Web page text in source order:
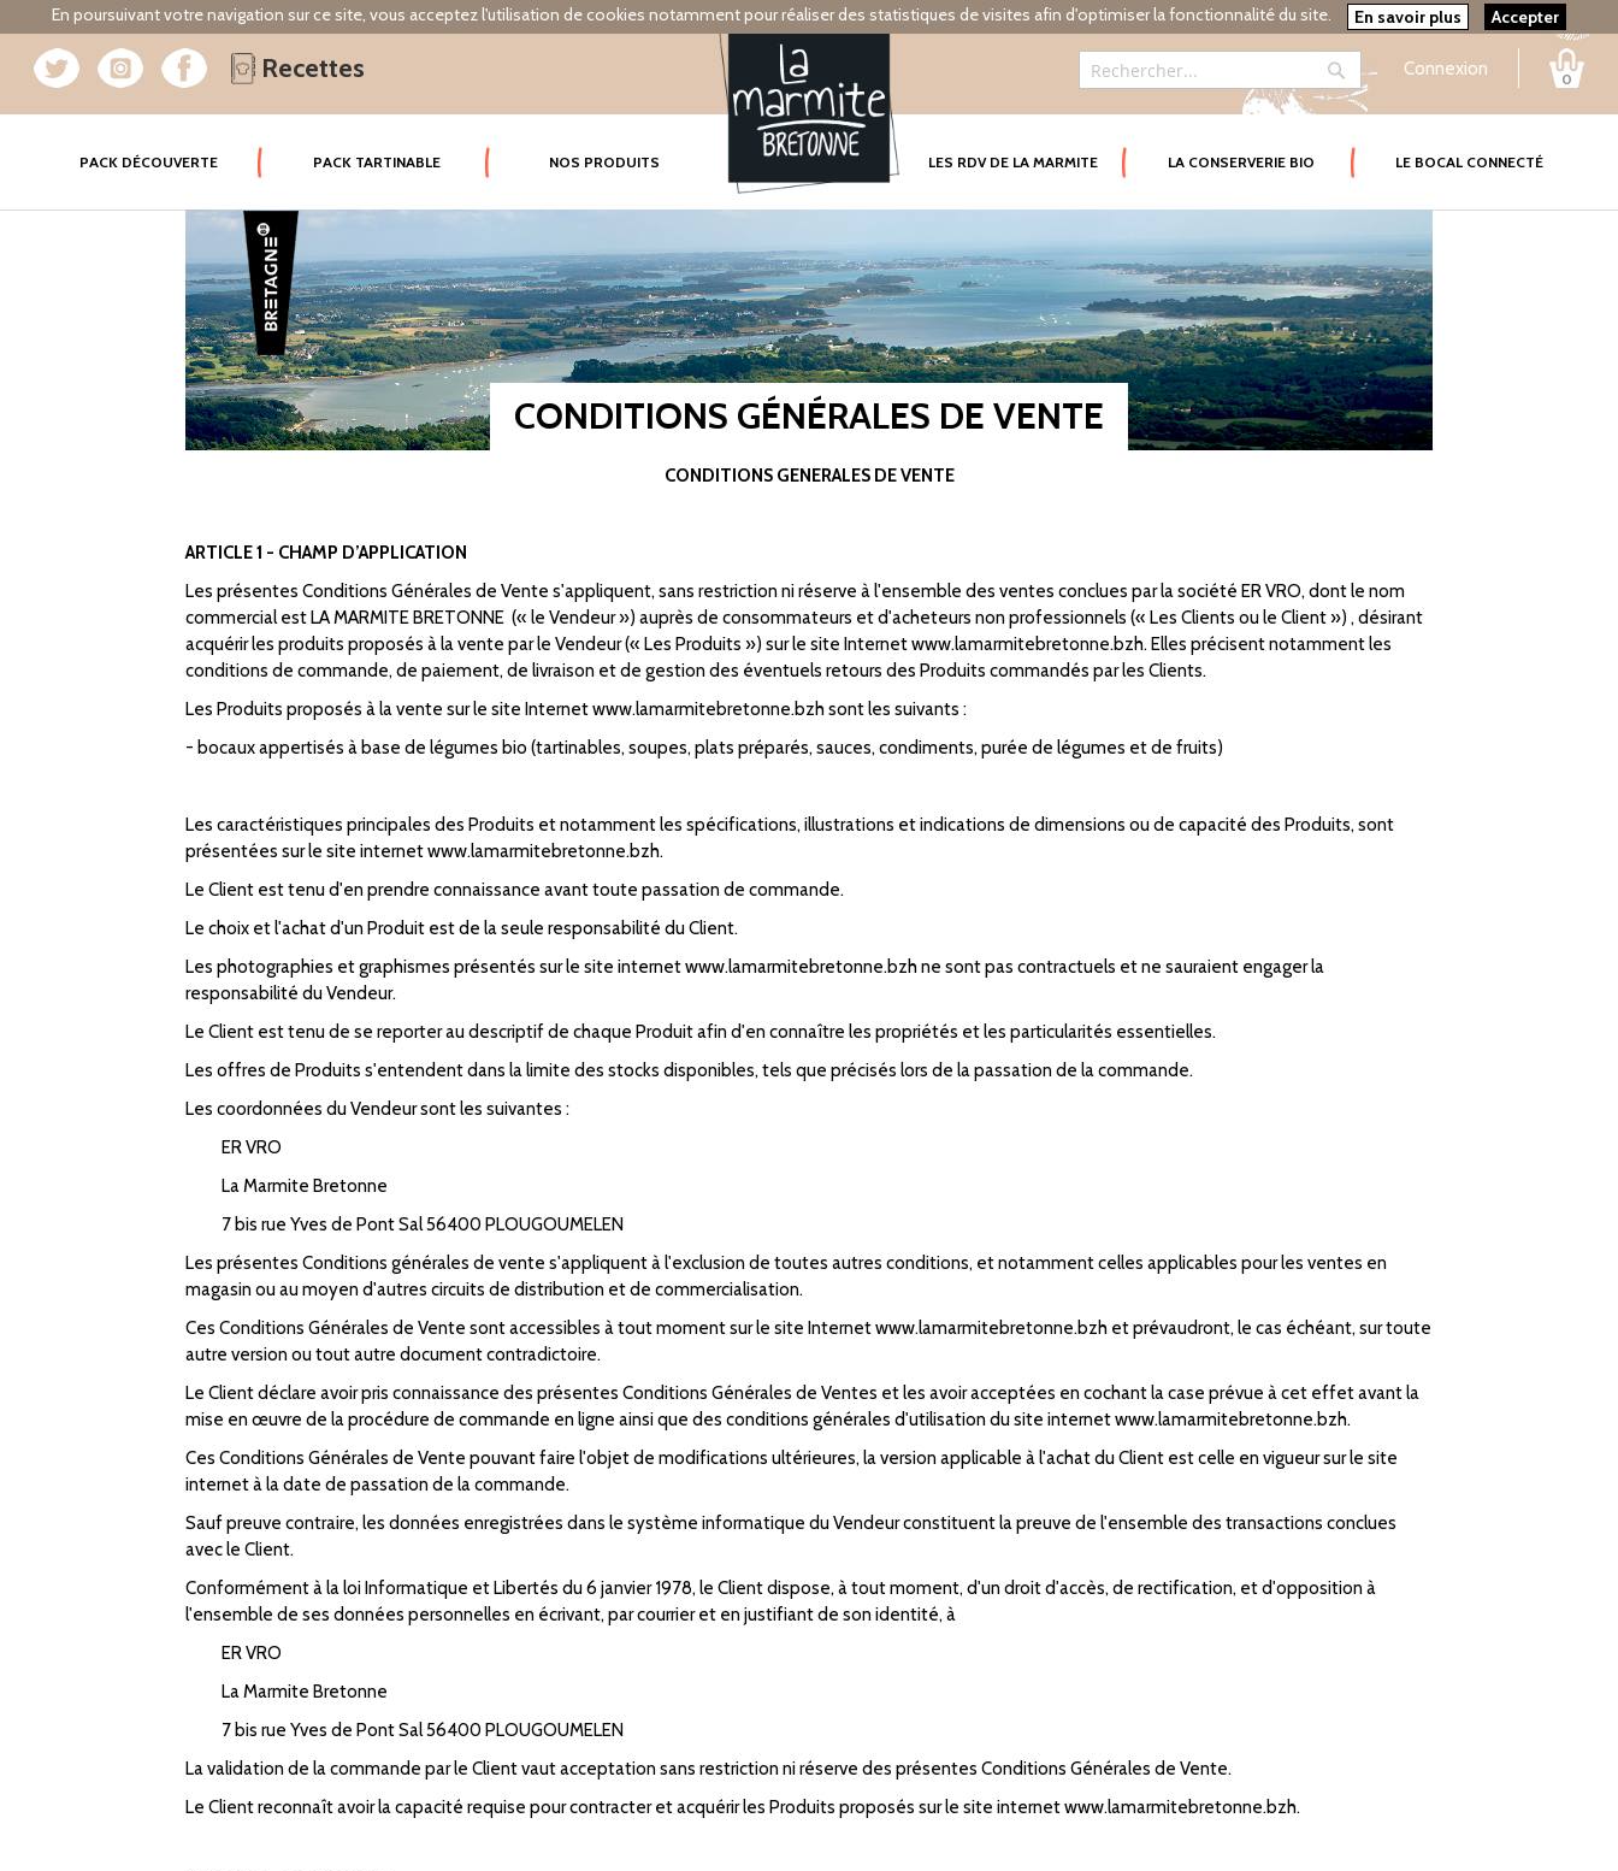
En poursuivant votre navigation sur ce site, vous acceptez l'utilisation de cookies notamment pour réaliser des statistiques de visites afin d'optimiser la fonctionnalité du site. En savoir plus Accepter
Recettes Connexion 0
Rechercher
PACK DÉCOUVERTE(CURRENT) PACK TARTINABLE NOS PRODUITS LES RDV DE LA MARMITE LA CONSERVERIE BIO LE BOCAL CONNECTÉ
CONDITIONS GÉNÉRALES DE VENTE
CONDITIONS GENERALES DE VENTE
ARTICLE 1 - CHAMP D’APPLICATION
Les présentes Conditions Générales de Vente s'appliquent, sans restriction ni réserve à l'ensemble des ventes conclues par la société ER VRO, dont le nom
commercial est LA MARMITE BRETONNE (« le Vendeur ») auprès de consommateurs et d'acheteurs non professionnels (« Les Clients ou le Client ») , désirant
acquérir les produits proposés à la vente par le Vendeur (« Les Produits ») sur le site Internet www.lamarmitebretonne.bzh. Elles précisent notamment les
conditions de commande, de paiement, de livraison et de gestion des éventuels retours des Produits commandés par les Clients.
Les Produits proposés à la vente sur le site Internet www.lamarmitebretonne.bzh sont les suivants :
- bocaux appertisés à base de légumes bio (tartinables, soupes, plats préparés, sauces, condiments, purée de légumes et de fruits)
Les caractéristiques principales des Produits et notamment les spécifications, illustrations et indications de dimensions ou de capacité des Produits, sont
présentées sur le site internet www.lamarmitebretonne.bzh.
Le Client est tenu d'en prendre connaissance avant toute passation de commande.
Le choix et l'achat d'un Produit est de la seule responsabilité du Client.
Les photographies et graphismes présentés sur le site internet www.lamarmitebretonne.bzh ne sont pas contractuels et ne sauraient engager la
responsabilité du Vendeur.
Le Client est tenu de se reporter au descriptif de chaque Produit afin d'en connaître les propriétés et les particularités essentielles.
Les offres de Produits s'entendent dans la limite des stocks disponibles, tels que précisés lors de la passation de la commande.
Les coordonnées du Vendeur sont les suivantes :
ER VRO
La Marmite Bretonne
7 bis rue Yves de Pont Sal 56400 PLOUGOUMELEN
Les présentes Conditions générales de vente s'appliquent à l'exclusion de toutes autres conditions, et notamment celles applicables pour les ventes en
magasin ou au moyen d'autres circuits de distribution et de commercialisation.
Ces Conditions Générales de Vente sont accessibles à tout moment sur le site Internet www.lamarmitebretonne.bzh et prévaudront, le cas échéant, sur toute
autre version ou tout autre document contradictoire.
Le Client déclare avoir pris connaissance des présentes Conditions Générales de Ventes et les avoir acceptées en cochant la case prévue à cet effet avant la
mise en œuvre de la procédure de commande en ligne ainsi que des conditions générales d'utilisation du site internet www.lamarmitebretonne.bzh.
Ces Conditions Générales de Vente pouvant faire l'objet de modifications ultérieures, la version applicable à l'achat du Client est celle en vigueur sur le site
internet à la date de passation de la commande.
Sauf preuve contraire, les données enregistrées dans le système informatique du Vendeur constituent la preuve de l'ensemble des transactions conclues
avec le Client.
Conformément à la loi Informatique et Libertés du 6 janvier 1978, le Client dispose, à tout moment, d'un droit d'accès, de rectification, et d'opposition à
l'ensemble de ses données personnelles en écrivant, par courrier et en justifiant de son identité, à
ER VRO
La Marmite Bretonne
7 bis rue Yves de Pont Sal 56400 PLOUGOUMELEN
La validation de la commande par le Client vaut acceptation sans restriction ni réserve des présentes Conditions Générales de Vente.
Le Client reconnaît avoir la capacité requise pour contracter et acquérir les Produits proposés sur le site internet www.lamarmitebretonne.bzh.